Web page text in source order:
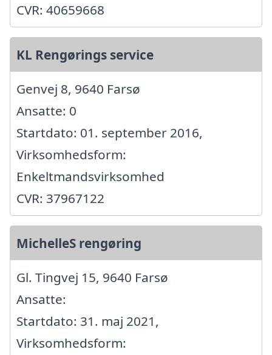
CVR: 40659668
KL Rengørings service
Genvej 8, 9640 Farsø
Ansatte: 0
Startdato: 01. september 2016,
Virksomhedsform:
Enkeltmandsvirksomhed
CVR: 37967122
MichelleS rengøring
Gl. Tingvej 15, 9640 Farsø
Ansatte:
Startdato: 31. maj 2021,
Virksomhedsform: